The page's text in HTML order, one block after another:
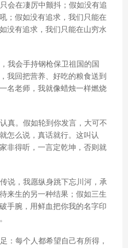
会在凄厉中颤抖；假如没有追
；假如没有追求，我们只能在
没有追求，我们只能在山穷水
我会手持钢枪保卫祖国的国
我回把营养、好吃的粮食送到
名老师，我就像蜡烛一样燃烧
真。假如轮到你发言，大可不
怎么说，真话就行。这叫认
非得听，一言定乾坤，否则就
说，我愿纵身跳下忘川河，承
来生的另一种结果；假如三生
手腕，用鲜血把你我的名字印
：每个人都希望自己有所得，